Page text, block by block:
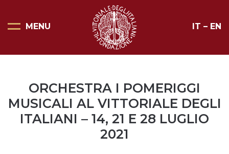
MENU
Pagina Principale
Organizza la tua visita
Eventi e noleggi
IT – EN
ORCHESTRA I POMERIGGI
MUSICALI AL VITTORIALE DEGLI
ITALIANI – 14, 21 E 28 LUGLIO
2021